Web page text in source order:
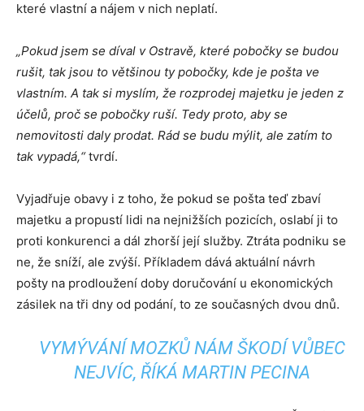
které vlastní a nájem v nich neplatí.
„Pokud jsem se díval v Ostravě, které pobočky se budou
rušit, tak jsou to většinou ty pobočky, kde je pošta ve
vlastním. A tak si myslím, že rozprodej majetku je jeden z
účelů, proč se pobočky ruší. Tedy proto, aby se
nemovitosti daly prodat. Rád se budu mýlit, ale zatím to
tak vypadá,“tvrdí.
Vyjadřuje obavy i z toho, že pokud se pošta teď zbaví
majetku a propustí lidi na nejnižších pozicích, oslabí ji to
proti konkurenci a dál zhorší její služby. Ztráta podniku se
ne, že sníží, ale zvýší. Příkladem dává aktuální návrh
pošty na prodloužení doby doručování u ekonomických
zásilek na tři dny od podání, to ze současných dvou dnů.
VYMÝVÁNÍ MOZKŮ NÁM ŠKODÍ VŮBEC
NEJVÍC, ŘÍKÁ MARTIN PECINA